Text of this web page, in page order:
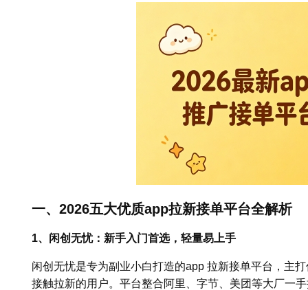
一、2026五大优质app拉新接单平台全解析
1、闲创无忧：新手入门首选，轻量易上手
闲创无忧是专为副业小白打造的app 拉新接单平台，主
接触拉新的用户。平台整合阿里、字节、美团等大厂一